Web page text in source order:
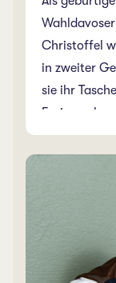
Christoffel
in zweiter
sie ihr
Grund auf
Universität
MBA in
ins